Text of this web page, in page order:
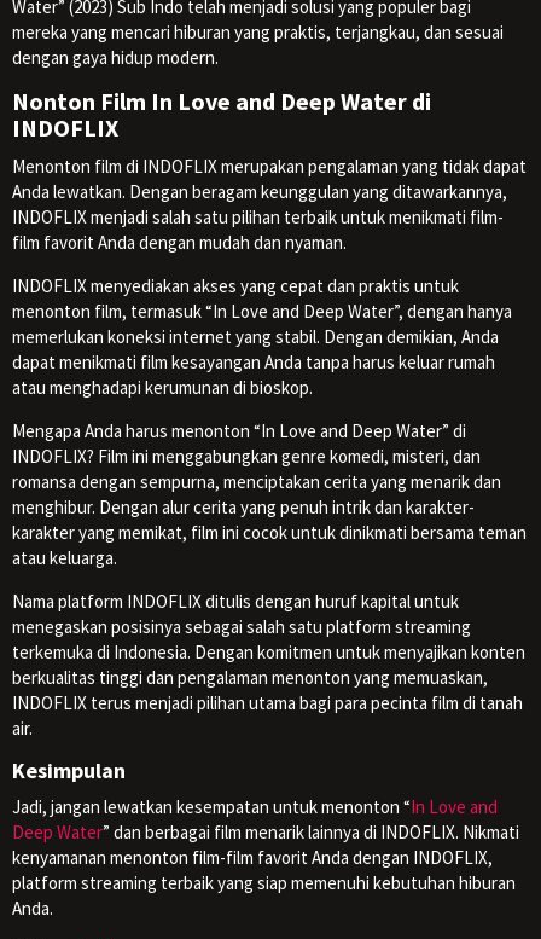
Water” (2023) Sub Indo telah menjadi solusi yang populer bagi
mereka yang mencari hiburan yang praktis, terjangkau, dan sesuai
dengan gaya hidup modern.
Nonton Film In Love and Deep Water di
INDOFLIX
Menonton film di INDOFLIX merupakan pengalaman yang tidak dapat
Anda lewatkan. Dengan beragam keunggulan yang ditawarkannya,
INDOFLIX menjadi salah satu pilihan terbaik untuk menikmati film-
film favorit Anda dengan mudah dan nyaman.
INDOFLIX menyediakan akses yang cepat dan praktis untuk
menonton film, termasuk “In Love and Deep Water”, dengan hanya
memerlukan koneksi internet yang stabil. Dengan demikian, Anda
dapat menikmati film kesayangan Anda tanpa harus keluar rumah
atau menghadapi kerumunan di bioskop.
Mengapa Anda harus menonton “In Love and Deep Water” di
INDOFLIX? Film ini menggabungkan genre komedi, misteri, dan
romansa dengan sempurna, menciptakan cerita yang menarik dan
menghibur. Dengan alur cerita yang penuh intrik dan karakter-
karakter yang memikat, film ini cocok untuk dinikmati bersama teman
atau keluarga.
Nama platform INDOFLIX ditulis dengan huruf kapital untuk
menegaskan posisinya sebagai salah satu platform streaming
terkemuka di Indonesia. Dengan komitmen untuk menyajikan konten
berkualitas tinggi dan pengalaman menonton yang memuaskan,
INDOFLIX terus menjadi pilihan utama bagi para pecinta film di tanah
air.
Kesimpulan
Jadi, jangan lewatkan kesempatan untuk menonton “In Love and
Deep Water” dan berbagai film menarik lainnya di INDOFLIX. Nikmati
kenyamanan menonton film-film favorit Anda dengan INDOFLIX,
platform streaming terbaik yang siap memenuhi kebutuhan hiburan
Anda.